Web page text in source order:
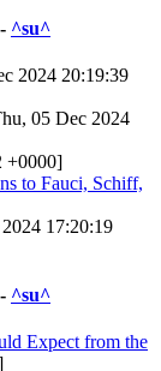
- ^su^
2024 20:19:39
05 Dec 2024
+0000]
to Fauci, Schiff,
17:20:19
- ^su^
Expect from the